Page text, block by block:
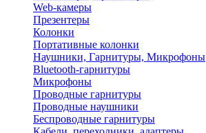
Web-камеры
Презентеры
Колонки
Портативные колонки
Наушники, Гарнитуры, Микрофоны
Bluetooth-гарнитуры
Микрофоны
Проводные гарнитуры
Проводные наушники
Беспроводные гарнитуры